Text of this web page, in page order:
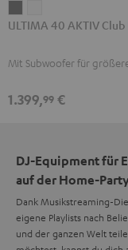
40
Club
Schwarz
40
Club
Weiß
ULTIMA 40 AKTIV
Mit Subwoofer für
1.399,99 €
DJ-Equipment für
auf der Home-
Dank Musikstreaming-
eigene Playlists nach
und der ganzen Welt